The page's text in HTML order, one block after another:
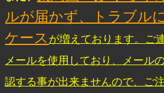
ルが届かず、トラブル
ケース が増えております。ご
メールを使用しており、メール
認する事が出来ませんので、ご